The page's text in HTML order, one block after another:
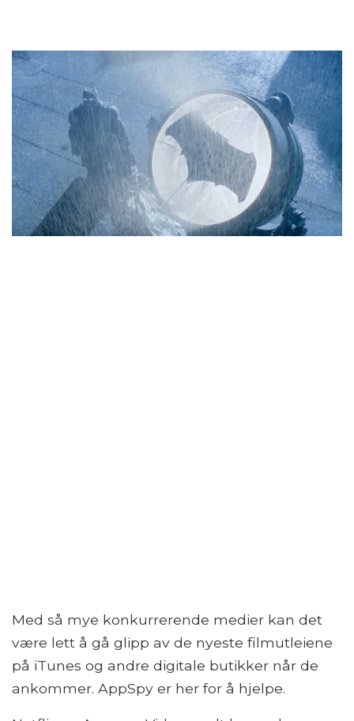
Med så mye konkurrerende medier kan det
være lett å gå glipp av de nyeste filmutleiene
på iTunes og andre digitale butikker når de
ankommer. AppSpy er her for å hjelpe.